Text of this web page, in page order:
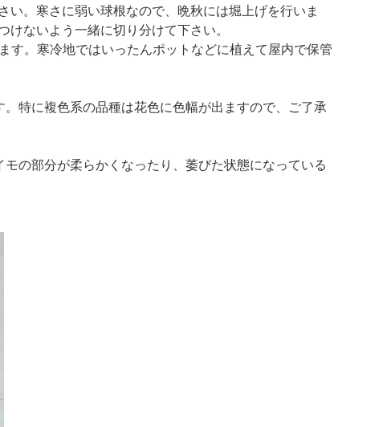
。寒さに弱い球根なので、晩秋には堀上げを行いま
ないよう一緒に切り分けて下さい。
。寒冷地ではいったんポットなどに植えて屋内で保管
特に複色系の品種は花色に色幅が出ますので、ご了承
の部分が柔らかくなったり、萎びた状態になっている